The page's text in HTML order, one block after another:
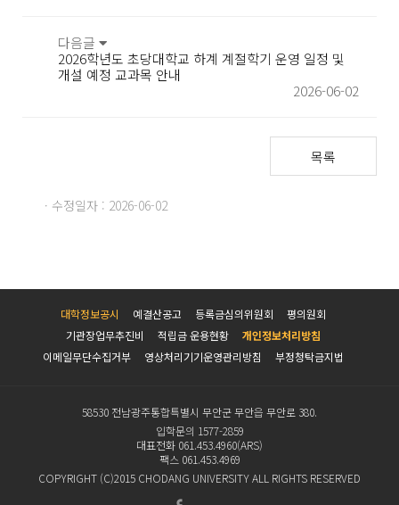
다음글
2026학년도 초당대학교 하계 계절학기 운영 일정 및
개설 예정 교과목 안내
2026-06-02
목록
· 수정일자 : 2026-06-02
대학정보공시 예결산공고 등록금심의위원회
평의원회
기관장업무추진비
적립금 운용현황
개인정보처리방침
이메일무단수집거부
영상처리기기운영관리방침 부정청탁금지법
58530 전남광주통합특별시 무안군 무안읍 무안로 380.
입학문의 1577-2859
대표전화 061.453.4960(ARS)
팩스 061.453.4969
COPYRIGHT (C)2015 CHODANG UNIVERSITY ALL RIGHTS RESERVED